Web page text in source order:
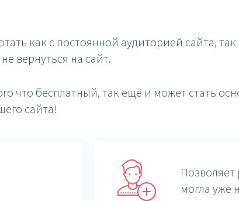
как с постоянной аудиторией сайта,
вернуться на сайт.
что бесплатный, так ещё и может стать
сайта!
Позволяет
могла уже